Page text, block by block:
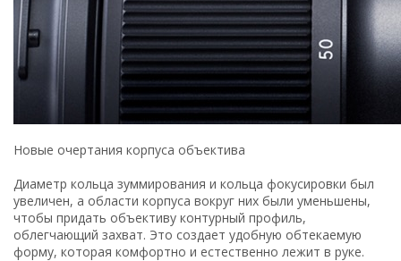
Новые очертания корпуса объектива
Диаметр кольца зуммирования и кольца фокусировки был
увеличен, а области корпуса вокруг них были уменьшены,
чтобы придать объективу контурный профиль,
облегчающий захват. Это создает удобную обтекаемую
форму, которая комфортно и естественно лежит в руке.